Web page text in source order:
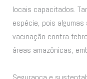
locais capacitados.
espécie, pois
vacinação contra
áreas amazônicas,